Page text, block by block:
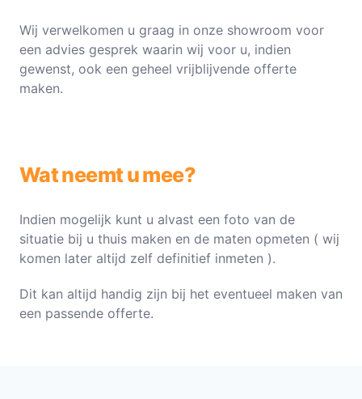
Wij verwelkomen u graag in onze showroom voor
een advies gesprek waarin wij voor u, indien
gewenst, ook een geheel vrijblijvende offerte
maken.
Wat neemt u mee?
Indien mogelijk kunt u alvast een foto van de
situatie bij u thuis maken en de maten opmeten ( wij
komen later altijd zelf definitief inmeten ).
Dit kan altijd handig zijn bij het eventueel maken van
een passende offerte.